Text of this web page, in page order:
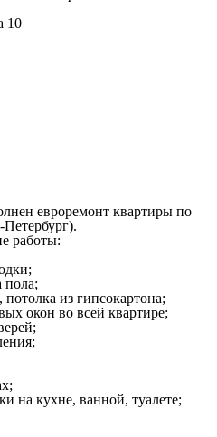
10
евроремонт квартиры по
работы:
пола;
из гипсокартона;
окон во всей квартире;
на кухне, ванной, туалете;